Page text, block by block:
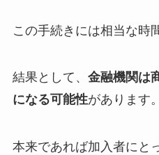
この手続きには相当な時
結果として、 金融機関は
になる可能性があります。
本来であれば加入者にと